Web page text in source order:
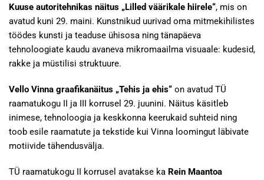
Kuuse autoritehnikas näitus „Lilled väärikale hiirele“, mis on
avatud kuni 29. maini. Kunstnikud uurivad oma mitmekihilistes
töödes kunsti ja teaduse ühisosa ning tänapäeva
tehnoloogiate kaudu avaneva mikromaailma visuaale: kudesid,
rakke ja müstilisi struktuure.
Vello Vinna graafikanäitus „Tehis ja ehis“ on avatud TÜ
raamatukogu II ja III korrusel 29. juunini. Näitus käsitleb
inimese, tehnoloogia ja keskkonna keerukaid suhteid ning
toob esile raamatute ja tekstide kui Vinna loomingut läbivate
motiivide tähendusvälja.
TÜ raamatukogu II korrusel avatakse ka Rein Maantoa